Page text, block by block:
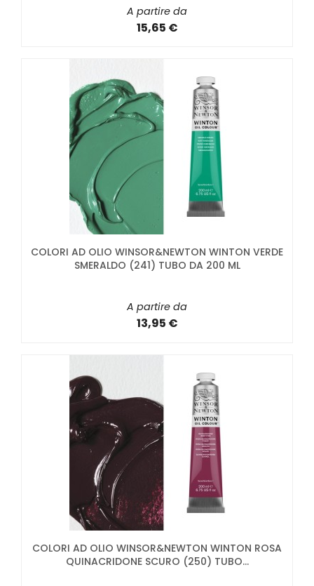
A partire da
15,65 €
COLORI AD OLIO WINSOR&NEWTON WINTON VERDE
SMERALDO (241) TUBO DA 200 ML
A partire da
13,95 €
COLORI AD OLIO WINSOR&NEWTON WINTON ROSA
QUINACRIDONE SCURO (250) TUBO...